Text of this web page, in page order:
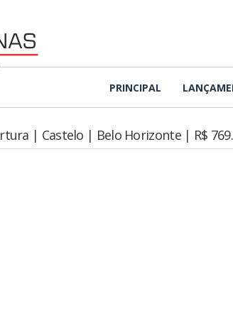
PRINCIPAL
| Castelo | Belo Horizonte | R$